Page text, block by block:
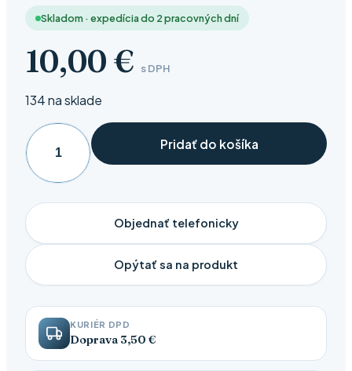
Skladom · expedícia do 2 pracovných dní
10,00 € s DPH
134 na sklade
množstvo
Kliešte
na
nechty
10
cm
Pridať do košíka
Objednať telefonicky
Opýtať sa na produkt
KURIÉR DPD
Doprava 3,50 €